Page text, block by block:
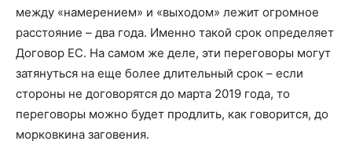
между «намерением» и «выходом» лежит огромное
расстояние – два года. Именно такой срок определяет
Договор ЕС. На самом же деле, эти переговоры могут
затянуться на еще более длительный срок – если
стороны не договорятся до марта 2019 года, то
переговоры можно будет продлить, как говорится, до
морковкина заговения.